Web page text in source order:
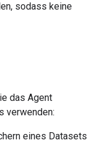
sodass keine
das Agent
verwenden:
eines Datasets